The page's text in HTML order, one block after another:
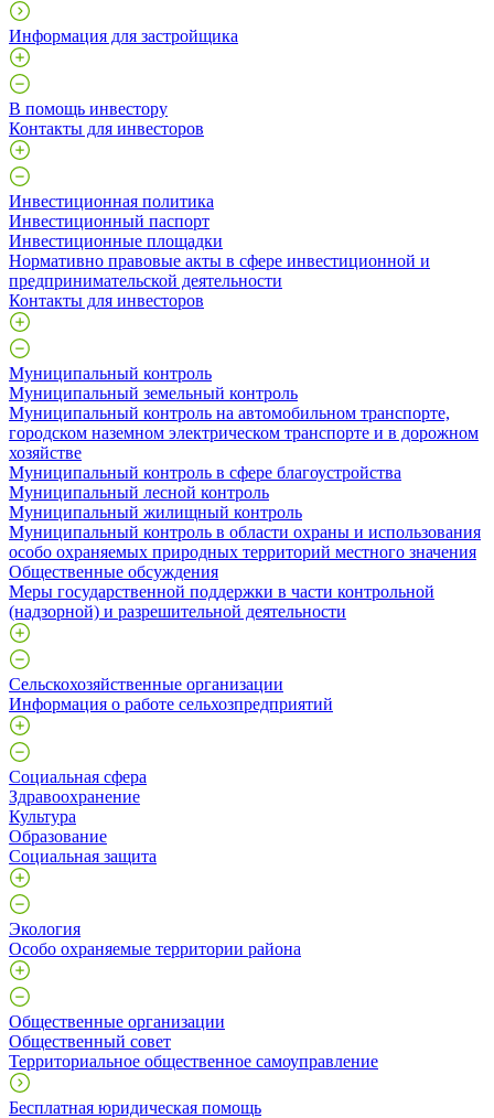
Информация для застройщика
В помощь инвестору
Контакты для инвесторов
Инвестиционная политика
Инвестиционный паспорт
Инвестиционные площадки
Нормативно правовые акты в сфере инвестиционной и
предпринимательской деятельности
Контакты для инвесторов
Муниципальный контроль
Муниципальный земельный контроль
Муниципальный контроль на автомобильном транспорте,
городском наземном электрическом транспорте и в дорожном
хозяйстве
Муниципальный контроль в сфере благоустройства
Муниципальный лесной контроль
Муниципальный жилищный контроль
Муниципальный контроль в области охраны и использования
особо охраняемых природных территорий местного значения
Общественные обсуждения
Меры государственной поддержки в части контрольной
(надзорной) и разрешительной деятельности
Сельскохозяйственные организации
Информация о работе сельхозпредприятий
Социальная сфера
Здравоохранение
Культура
Образование
Социальная защита
Экология
Особо охраняемые территории района
Общественные организации
Общественный совет
Территориальное общественное самоуправление
Бесплатная юридическая помощь